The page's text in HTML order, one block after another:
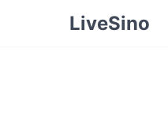
LiveSino